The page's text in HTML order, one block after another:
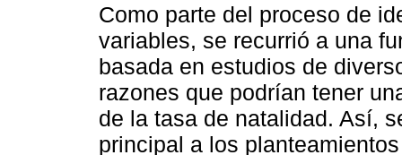
Como parte del proceso de
variables, se recurrió a una
basada en estudios de
razones que podrían tener
de la tasa de natalidad. Así,
principal a los